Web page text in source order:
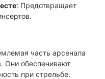
: Предотвращает
часть арсенала
Они обеспечивают
при стрельбе.